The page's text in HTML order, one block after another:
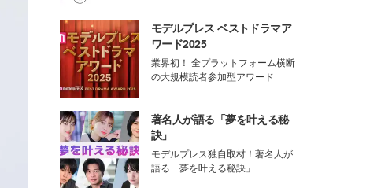
モデルプレス ベストドラマア
ワード2025
業界初！ 全プラットフォーム横断
の大規模読者参加型アワード
著名人が語る「夢を叶える秘
訣」
モデルプレス独自取材！著名人が
語る「夢を叶える秘訣」